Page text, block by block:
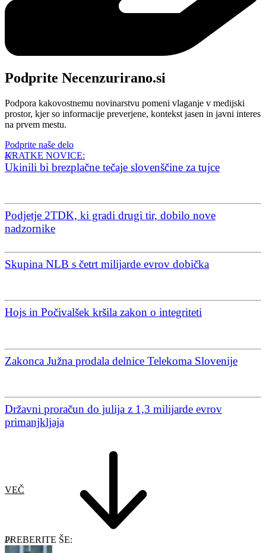
Podprite Necenzurirano.si
Podpora kakovostnemu novinarstvu pomeni vlaganje v medijski
prostor, kjer so informacije preverjene, kontekst jasen in javni interes
na prvem mestu.
Podprite naše delo
KRATKE NOVICE:
Ukinili bi brezplačne tečaje slovenščine za tujce
Podjetje 2TDK, ki gradi drugi tir, dobilo nove
nadzornike
Skupina NLB s četrt milijarde evrov dobička
Hojs in Počivalšek kršila zakon o integriteti
Zakonca Južna prodala delnice Telekoma Slovenije
Državni proračun do julija z 1,3 milijarde evrov
primanjkljaja
VEČ
PREBERITE ŠE: